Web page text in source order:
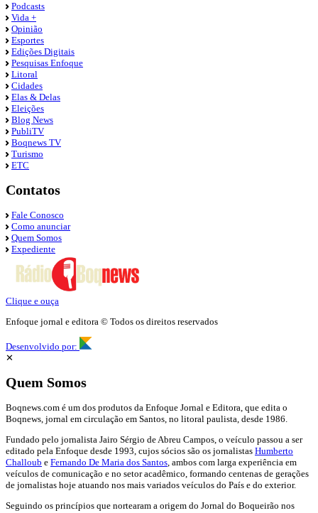
Podcasts
Vida +
Opinião
Esportes
Edições Digitais
Pesquisas Enfoque
Litoral
Cidades
Elas & Delas
Eleições
Blog News
PubliTV
Boqnews TV
Turismo
ETC
Contatos
Fale Conosco
Como anunciar
Quem Somos
Expediente
Clique e ouça
Enfoque jornal e editora © Todos os direitos reservados
Desenvolvido por:
✕
Quem Somos
Boqnews.com é um dos produtos da Enfoque Jornal e Editora, que edita o
Boqnews, jornal em circulação em Santos, no litoral paulista, desde 1986.
Fundado pelo jornalista Jairo Sérgio de Abreu Campos, o veículo passou a ser
editado pela Enfoque desde 1993, cujos sócios são os jornalistas Humberto
Challoub e Fernando De Maria dos Santos, ambos com larga experiência em
veículos de comunicação e no setor acadêmico, formando centenas de gerações
de jornalistas hoje atuando nos mais variados veículos do País e do exterior.
Seguindo os princípios que nortearam a origem do Jornal do Boqueirão nos